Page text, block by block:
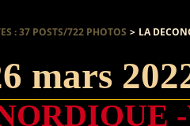
: 37 POSTS/722 PHOTOS > LA
mars